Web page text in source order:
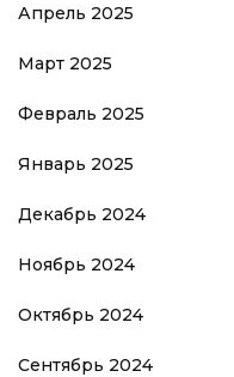
Апрель 2025
Март 2025
Февраль 2025
Январь 2025
Декабрь 2024
Ноябрь 2024
Октябрь 2024
Сентябрь 2024